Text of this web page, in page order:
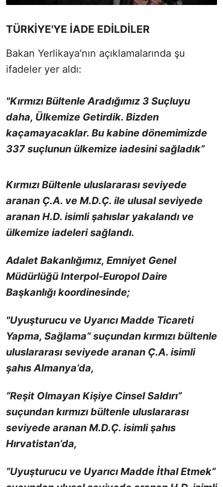
TÜRKİYE'YE İADE EDİLDİLER
Bakan Yerlikaya'nın açıklamalarında şu
ifadeler yer aldı:
"Kırmızı Bültenle Aradığımız 3 Suçluyu
daha, Ülkemize Getirdik. Bizden
kaçamayacaklar. Bu kabine dönemimizde
337 suçlunun ülkemize iadesini sağladık”
Kırmızı Bültenle uluslararası seviyede
aranan Ç.A. ve M.D.Ç. ile ulusal seviyede
aranan H.D. isimli şahıslar yakalandı ve
ülkemize iadeleri sağlandı.
Adalet Bakanlığımız, Emniyet Genel
Müdürlüğü Interpol-Europol Daire
Başkanlığı koordinesinde;
"Uyuşturucu ve Uyarıcı Madde Ticareti
Yapma, Sağlama” suçundan kırmızı bültenle
uluslararası seviyede aranan Ç.A. isimli
şahıs Almanya’da,
“Reşit Olmayan Kişiye Cinsel Saldırı”
suçundan kırmızı bültenle uluslararası
seviyede aranan M.D.Ç. isimli şahıs
Hırvatistan’da,
”Uyuşturucu ve Uyarıcı Madde İthal Etmek”